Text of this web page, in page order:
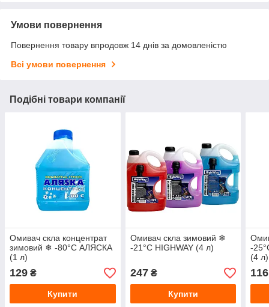
Умови повернення
Повернення товару впродовж 14 днів за домовленістю
Всі умови повернення
Подібні товари компанії
Омивач скла концентрат
зимовий ❄ -80°С АЛЯСКА
(1 л)
129 ₴
Купити
Омивач скла зимовий ❄
-21°С HIGHWAY (4 л)
247₴
Купити
-
(4 л)
116